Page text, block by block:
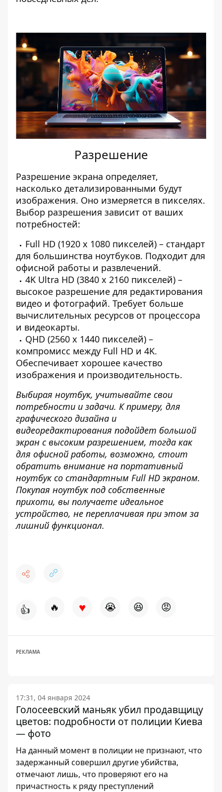
Разрешение
Разрешение экрана определяет,
насколько детализированными будут
изображения. Оно измеряется в пикселях.
Выбор разрешения зависит от ваших
потребностей:
Full HD (1920 x 1080 пикселей) – стандарт
для большинства ноутбуков. Подходит для
офисной работы и развлечений.
4K Ultra HD (3840 x 2160 пикселей) –
высокое разрешение для редактирования
видео и фотографий. Требует больше
вычислительных ресурсов от процессора
и видеокарты.
QHD (2560 x 1440 пикселей) –
компромисс между Full HD и 4K.
Обеспечивает хорошее качество
изображения и производительность.
Выбирая ноутбук, учитывайте свои
потребности и задачи. К примеру, для
графического дизайна и
видеоредактирования подойдет большой
экран с высоким разрешением, тогда как
для офисной работы, возможно, стоит
обратить внимание на портативный
ноутбук со стандартным Full HD экраном.
Покупая ноутбук под собственные
прихоти, вы получаете идеальное
устройство, не переплачивая при этом за
лишний функционал.
👍 🔥 ♥ 😭 😆 😡
РЕКЛАМА
17:31, 04 января 2024
Голосеевский маньяк убил продавщицу
цветов: подробности от полиции Киева
— фото
На данный момент в полиции не признают, что
задержанный совершил другие убийства,
отмечают лишь, что проверяют его на
причастность к ряду преступлений